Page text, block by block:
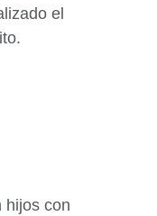
el
hijos con